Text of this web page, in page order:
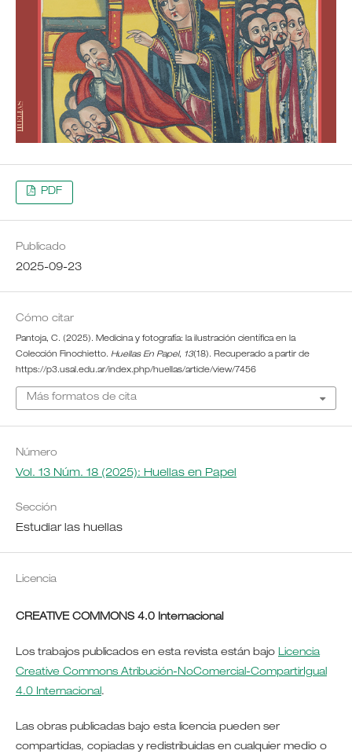
PDF
Publicado
2025-09-23
Cómo citar
Pantoja, C. (2025). Medicina y fotografía: la ilustración científica en la
Colección Finochietto. Huellas En Papel, 13(18). Recuperado a partir de
https://p3.usal.edu.ar/index.php/huellas/article/view/7456
Más formatos de cita
Número
Vol. 13 Núm. 18 (2025): Huellas en Papel
Sección
Estudiar las huellas
Licencia
CREATIVE COMMONS 4.0 Internacional
Los trabajos publicados en esta revista están bajo Licencia
Creative Commons Atribución-NoComercial-CompartirIgual
4.0 Internacional.
Las obras publicadas bajo esta licencia pueden ser
compartidas, copiadas y redistribuidas en cualquier medio o